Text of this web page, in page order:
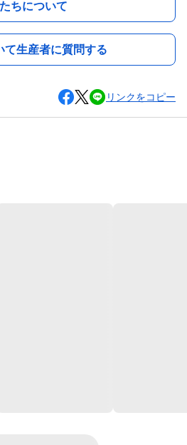
ちについて
て生産者に質問する
リンクをコピー